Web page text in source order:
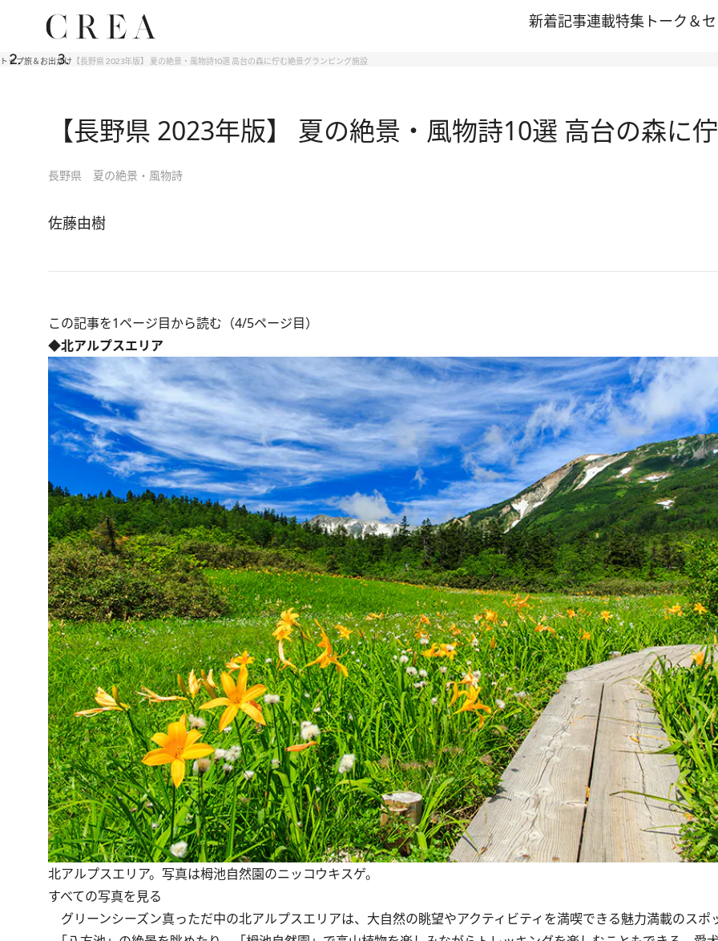
新着記事連載特集 トーク＆
トップ旅＆お出かけ 【長野県 2023年版】 夏の絶景・風物詩10選 高台の森に佇む絶景グランピング施設
【長野県 2023年版】 夏の絶景・風物詩10選 高台の森に
長野県 夏の絶景・風物詩
佐藤由樹
この記事を1ページ目から読む（4/5ページ目）
◆北アルプスエリア
北アルプスエリア。写真は栂池自然園のニッコウキスゲ。
すべての写真を見る
グリーンシーズン真っただ中の北アルプスエリアは、大自然の眺望やアクティビティを満喫できる魅力満載のスポ